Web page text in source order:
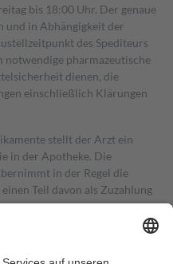
bis 18:00 Uhr. Der genaue
und in Abhängigkeit der
des Spediteurs
notwendige pharmazeutische
dienen, die
einschließlich Klärungen
stellt der Arzt ein
in der Apotheke. Die
in der Regel die
Teil davon als Zuzahlung
in Höhe von zehn
nie mehr als die tatsächlichen